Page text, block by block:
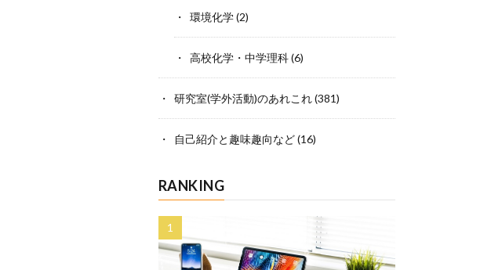
環境化学(2)
高校化学・中学理科(6)
研究室(学外活動)のあれこれ(381)
自己紹介と趣味趣向など(16)
RANKING